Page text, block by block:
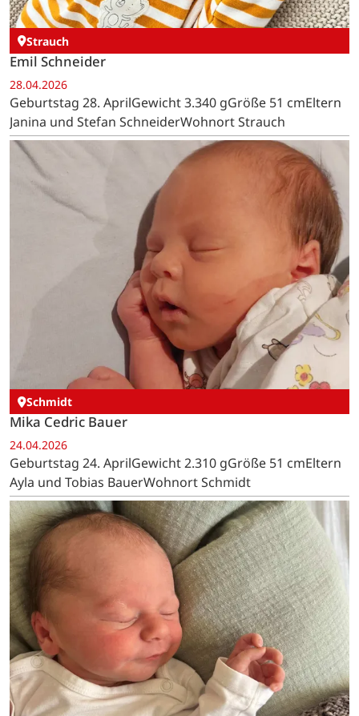
Strauch
Emil Schneider
28.04.2026
Geburtstag 28. AprilGewicht 3.340 gGröße 51 cmEltern
Janina und Stefan SchneiderWohnort Strauch
Schmidt
Mika Cedric Bauer
24.04.2026
Geburtstag 24. AprilGewicht 2.310 gGröße 51 cmEltern
Ayla und Tobias BauerWohnort Schmidt